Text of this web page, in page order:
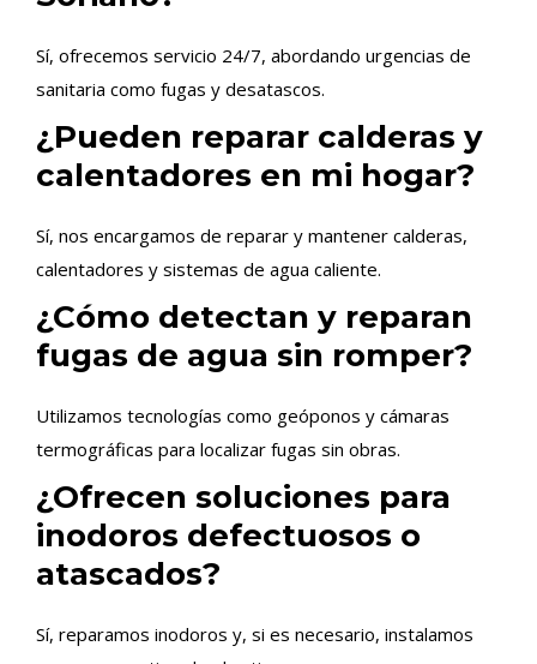
Sí, ofrecemos servicio 24/7, abordando urgencias de
sanitaria como fugas y desatascos.
¿Pueden reparar calderas y
calentadores en mi hogar?
Sí, nos encargamos de reparar y mantener calderas,
calentadores y sistemas de agua caliente.
¿Cómo detectan y reparan
fugas de agua sin romper?
Utilizamos tecnologías como geóponos y cámaras
termográficas para localizar fugas sin obras.
¿Ofrecen soluciones para
inodoros defectuosos o
atascados?
Sí, reparamos inodoros y, si es necesario, instalamos